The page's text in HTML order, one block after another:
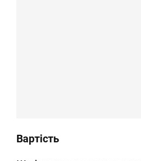
Вартість